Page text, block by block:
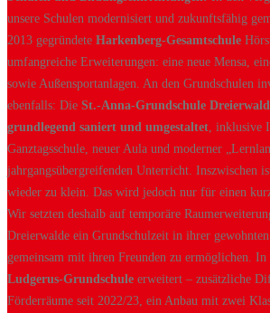
unsere Schulen modernisiert und zukunftsfähig
2013 gegründete Harkenberg-Gesamtschule
umfangreiche Erweiterungen: eine neue Mensa,
sowie Außensportanlagen. An den Grundschulen
ebenfalls: Die St.-Anna-Grundschule
grundlegend saniert und umgestaltet, inklusive
Ganztagsschule, neuer Aula und moderner
jahrgangsübergreifenden Unterricht. Inszwischen
wieder zu klein. Das wird jedoch nur für einen
Wir setzten deshalb auf temporäre
Dreierwalde ein Grundschulzeit in ihrer
gemeinsam mit ihren Freunden zu ermöglichen.
Ludgerus-Grundschule erweitert – zusätzliche
Förderräume seit 2022/23, ein Anbau mit zwei